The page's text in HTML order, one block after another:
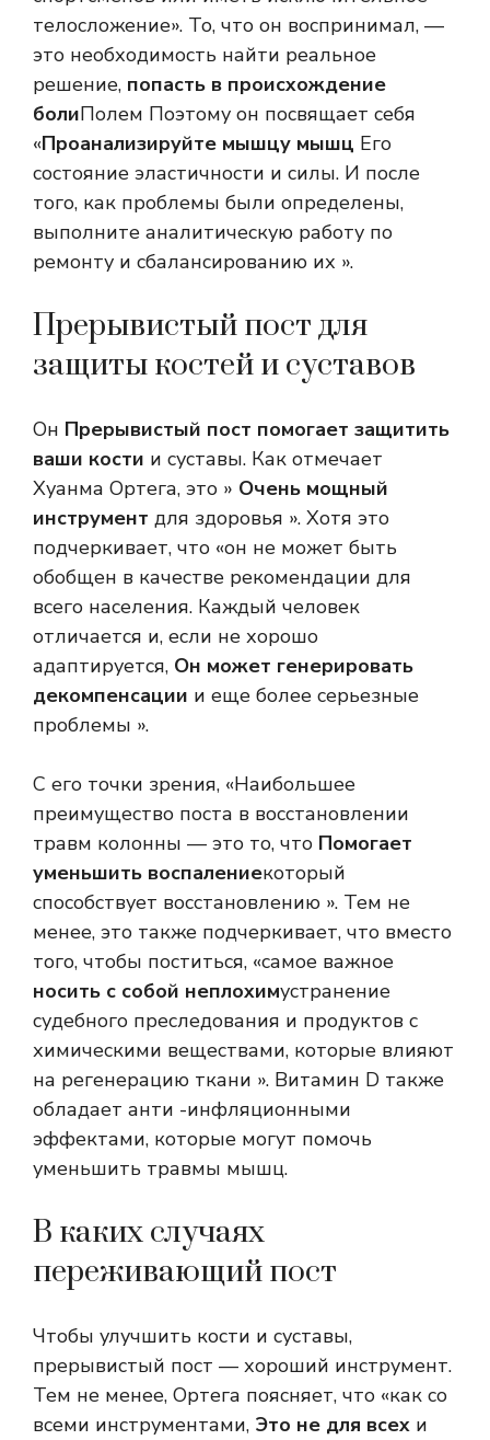
телосложение». То, что он воспринимал, —
это необходимость найти реальное
решение, попасть в происхождение
болиПолем Поэтому он посвящает себя
«Проанализируйте мышцу мышц Его
состояние эластичности и силы. И после
того, как проблемы были определены,
выполните аналитическую работу по
ремонту и сбалансированию их ».
Прерывистый пост для
защиты костей и суставов
Он Прерывистый пост помогает защитить
ваши кости и суставы. Как отмечает
Хуанма Ортега, это » Очень мощный
инструмент для здоровья ». Хотя это
подчеркивает, что «он не может быть
обобщен в качестве рекомендации для
всего населения. Каждый человек
отличается и, если не хорошо
адаптируется, Он может генерировать
декомпенсации и еще более серьезные
проблемы ».
С его точки зрения, «Наибольшее
преимущество поста в восстановлении
травм колонны — это то, что Помогает
уменьшить воспалениекоторый
способствует восстановлению ». Тем не
менее, это также подчеркивает, что вместо
того, чтобы поститься, «самое важное
носить с собой неплохимустранение
судебного преследования и продуктов с
химическими веществами, которые влияют
на регенерацию ткани ». Витамин D также
обладает анти -инфляционными
эффектами, которые могут помочь
уменьшить травмы мышц.
В каких случаях
переживающий пост
Чтобы улучшить кости и суставы,
прерывистый пост — хороший инструмент.
Тем не менее, Ортега поясняет, что «как со
всеми инструментами, Это не для всех и